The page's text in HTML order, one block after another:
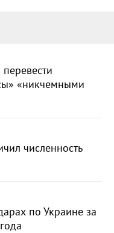
«никчемными
численность
по Украине за